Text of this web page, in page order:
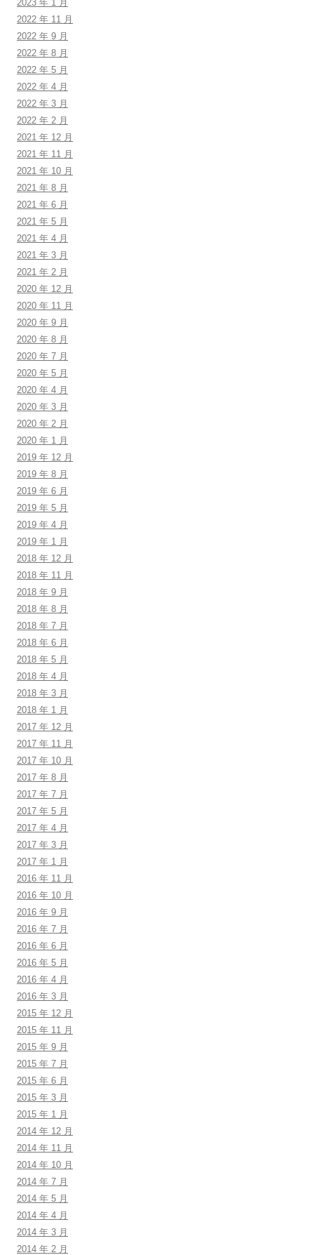
2023 年 1 月
2022 年 11 月
2022 年 9 月
2022 年 8 月
2022 年 5 月
2022 年 4 月
2022 年 3 月
2022 年 2 月
2021 年 12 月
2021 年 11 月
2021 年 10 月
2021 年 8 月
2021 年 6 月
2021 年 5 月
2021 年 4 月
2021 年 3 月
2021 年 2 月
2020 年 12 月
2020 年 11 月
2020 年 9 月
2020 年 8 月
2020 年 7 月
2020 年 5 月
2020 年 4 月
2020 年 3 月
2020 年 2 月
2020 年 1 月
2019 年 12 月
2019 年 8 月
2019 年 6 月
2019 年 5 月
2019 年 4 月
2019 年 1 月
2018 年 12 月
2018 年 11 月
2018 年 9 月
2018 年 8 月
2018 年 7 月
2018 年 6 月
2018 年 5 月
2018 年 4 月
2018 年 3 月
2018 年 1 月
2017 年 12 月
2017 年 11 月
2017 年 10 月
2017 年 8 月
2017 年 7 月
2017 年 5 月
2017 年 4 月
2017 年 3 月
2017 年 1 月
2016 年 11 月
2016 年 10 月
2016 年 9 月
2016 年 7 月
2016 年 6 月
2016 年 5 月
2016 年 4 月
2016 年 3 月
2015 年 12 月
2015 年 11 月
2015 年 9 月
2015 年 7 月
2015 年 6 月
2015 年 3 月
2015 年 1 月
2014 年 12 月
2014 年 11 月
2014 年 10 月
2014 年 7 月
2014 年 5 月
2014 年 4 月
2014 年 3 月
2014 年 2 月